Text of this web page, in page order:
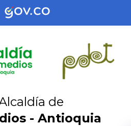
de
- Antioquia